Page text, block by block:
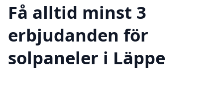
Få alltid minst 3
erbjudanden för
solpaneler i Läppe